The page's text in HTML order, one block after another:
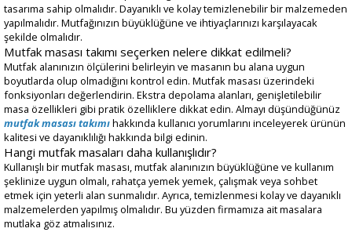
tasarıma sahip olmalıdır. Dayanıklı ve kolay temizlenebilir bir malzemeden
yapılmalıdır. Mutfağınızın büyüklüğüne ve ihtiyaçlarınızı karşılayacak
şekilde olmalıdır.
Mutfak masası takımı seçerken nelere dikkat edilmeli?
Mutfak alanınızın ölçülerini belirleyin ve masanın bu alana uygun
boyutlarda olup olmadığını kontrol edin. Mutfak masası üzerindeki
fonksiyonları değerlendirin. Ekstra depolama alanları, genişletilebilir
masa özellikleri gibi pratik özelliklere dikkat edin. Almayı düşündüğünüz
mutfak masası takımıhakkında kullanıcı yorumlarını inceleyerek ürünün
kalitesi ve dayanıklılığı hakkında bilgi edinin.
Hangi mutfak masaları daha kullanışlıdır?
Kullanışlı bir mutfak masası, mutfak alanınızın büyüklüğüne ve kullanım
şeklinize uygun olmalı, rahatça yemek yemek, çalışmak veya sohbet
etmek için yeterli alan sunmalıdır. Ayrıca, temizlenmesi kolay ve dayanıklı
malzemelerden yapılmış olmalıdır. Bu yüzden firmamıza ait masalara
mutlaka göz atmalısınız.